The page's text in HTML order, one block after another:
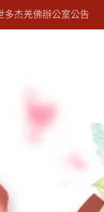
多杰羌佛辦公室公告